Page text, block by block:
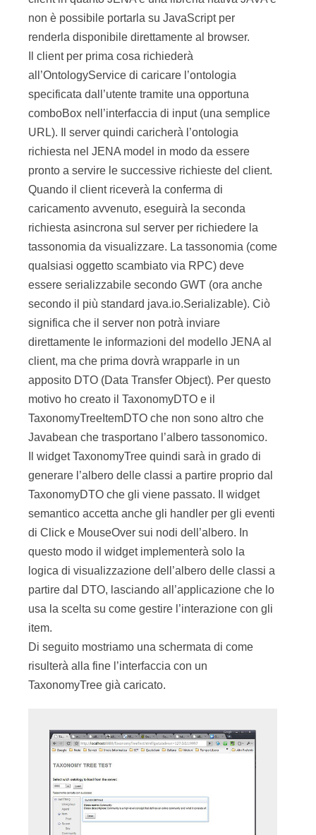
non è possibile portarla su JavaScript per
renderla disponibile direttamente al browser.
Il client per prima cosa richiederà
all’OntologyService di caricare l’ontologia
specificata dall’utente tramite una opportuna
comboBox nell’interfaccia di input (una semplice
URL). Il server quindi caricherà l’ontologia
richiesta nel JENA model in modo da essere
pronto a servire le successive richieste del client.
Quando il client riceverà la conferma di
caricamento avvenuto, eseguirà la seconda
richiesta asincrona sul server per richiedere la
tassonomia da visualizzare. La tassonomia (come
qualsiasi oggetto scambiato via RPC) deve
essere serializzabile secondo GWT (ora anche
secondo il più standard java.io.Serializable). Ciò
significa che il server non potrà inviare
direttamente le informazioni del modello JENA al
client, ma che prima dovrà wrapparle in un
apposito DTO (Data Transfer Object). Per questo
motivo ho creato il TaxonomyDTO e il
TaxonomyTreeItemDTO che non sono altro che
Javabean che trasportano l’albero tassonomico.
Il widget TaxonomyTree quindi sarà in grado di
generare l’albero delle classi a partire proprio dal
TaxonomyDTO che gli viene passato. Il widget
semantico accetta anche gli handler per gli eventi
di Click e MouseOver sui nodi dell’albero. In
questo modo il widget implementerà solo la
logica di visualizzazione dell’albero delle classi a
partire dal DTO, lasciando all’applicazione che lo
usa la scelta su come gestire l’interazione con gli
item.
Di seguito mostriamo una schermata di come
risulterà alla fine l’interfaccia con un
TaxonomyTree già caricato.